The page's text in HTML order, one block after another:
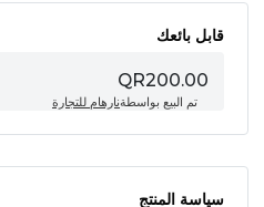
قابل بائعك
QR200.00
تم البيع بواسطةنارهام للتجارة
سياسة المنتج